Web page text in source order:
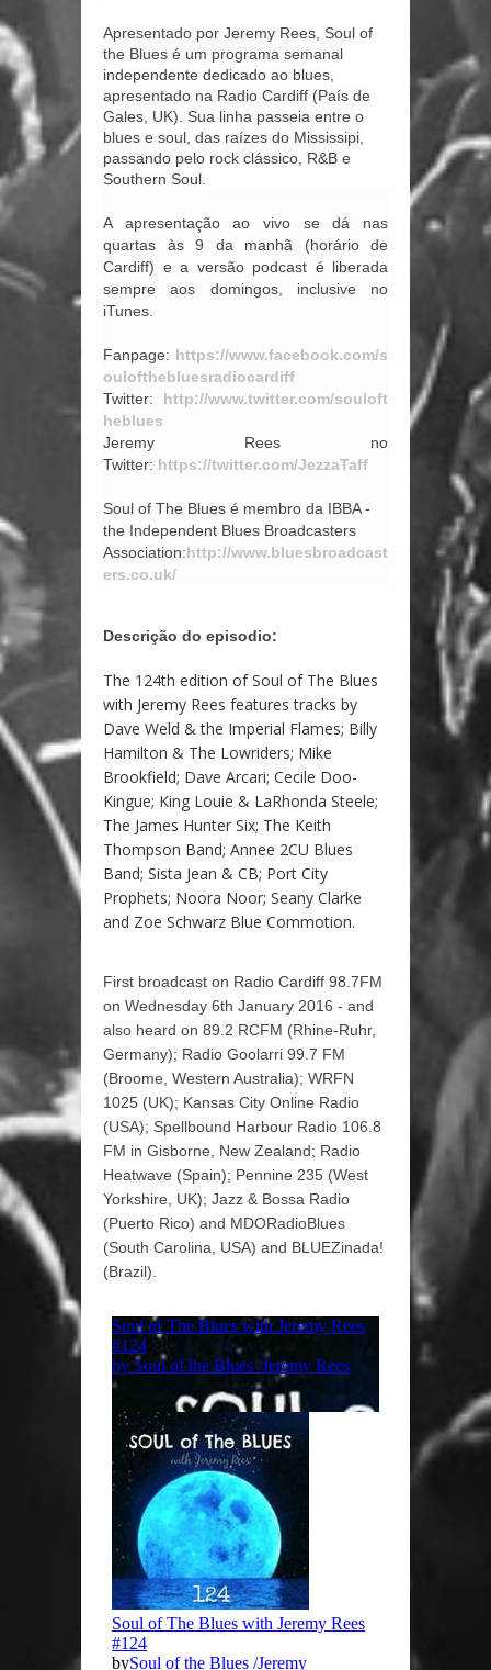
Apresentado por Jeremy Rees, Soul of
the Blues é um programa semanal
independente dedicado ao blues,
apresentado na Radio Cardiff (País de
Gales, UK). Sua linha passeia entre o
blues e soul, das raízes do Mississipi,
passando pelo rock clássico, R&B e
Southern Soul.
A apresentação ao vivo se dá nas
quartas às 9 da manhã (horário de
Cardiff) e a versão podcast é liberada
sempre aos domingos, inclusive no
iTunes.
Fanpage: https://www.facebook.com/s
oulofthebluesradiocardiff
Twitter: http://www.twitter.com/souloft
heblues
Jeremy Rees no
Twitter: https://twitter.com/JezzaTaff
Soul of The Blues é membro da IBBA -
the Independent Blues Broadcasters
Association:http://www.bluesbroadcast
ers.co.uk/
Descrição do episodio:
The 124th edition of Soul of The Blues
with Jeremy Rees features tracks by
Dave Weld & the Imperial Flames; Billy
Hamilton & The Lowriders; Mike
Brookfield; Dave Arcari; Cecile Doo-
Kingue; King Louie & LaRhonda Steele;
The James Hunter Six; The Keith
Thompson Band; Annee 2CU Blues
Band; Sista Jean & CB; Port City
Prophets; Noora Noor; Seany Clarke
and Zoe Schwarz Blue Commotion.
First broadcast on Radio Cardiff 98.7FM
on Wednesday 6th January 2016 - and
also heard on 89.2 RCFM (Rhine-Ruhr,
Germany); Radio Goolarri 99.7 FM
(Broome, Western Australia); WRFN
1025 (UK); Kansas City Online Radio
(USA); Spellbound Harbour Radio 106.8
FM in Gisborne, New Zealand; Radio
Heatwave (Spain); Pennine 235 (West
Yorkshire, UK); Jazz & Bossa Radio
(Puerto Rico) and MDORadioBlues
(South Carolina, USA) and BLUEZinada!
(Brazil).